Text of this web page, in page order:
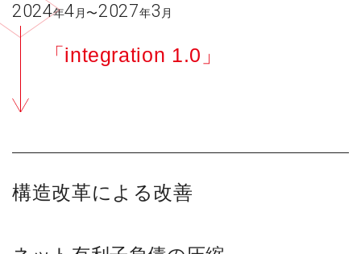
2024年4月〜2027年3 月
「integration 1.0」
構造改革による改善